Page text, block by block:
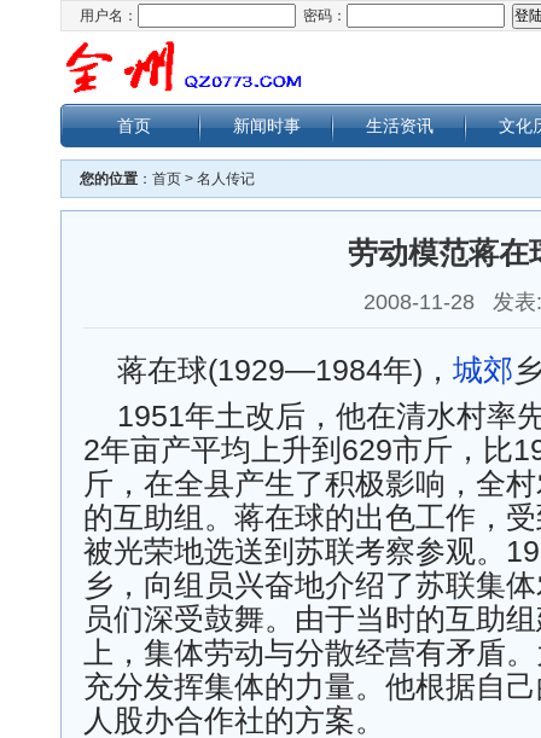
用户名： 密码：
首页 新闻时事 生活资讯 文化
您的位置 ： 首页 > 名人传记
劳动模范蒋在
2008-11-28 发表:
蒋在球(1929—1984年)， 城郊
1951年土改后，他在清水村率
2年亩产平均上升到629市斤，比
斤，在全县产生了积极影响，全
的互助组。蒋在球的出色工作，
被光荣地选送到苏联考察参观。
乡，向组员兴奋地介绍了苏联集
员们深受鼓舞。由于当时的互助
上，集体劳动与分散经营有矛盾
充分发挥集体的力量。他根据自
人股办合作社的方案。